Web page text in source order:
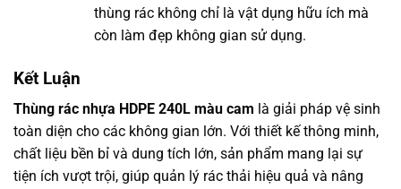
thùng rác không chỉ là vật dụng hữu ích mà
còn làm đẹp không gian sử dụng.
Kết Luận
Thùng rác nhựa HDPE 240L màu cam là giải pháp vệ sinh
toàn diện cho các không gian lớn. Với thiết kế thông minh,
chất liệu bền bỉ và dung tích lớn, sản phẩm mang lại sự
tiện ích vượt trội, giúp quản lý rác thải hiệu quả và nâng